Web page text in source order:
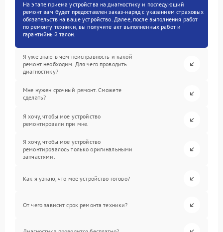
На этапе приема устройства на диагностику и последующий
ремонт вам будет предоставлен заказ-наряд с указанием страховых
обязательств на ваше устройство. Далее, после выполнения работ
по ремонту техники, вы получите акт выполненных работ и
гарантийный талон.
Я уже знаю в чем неисправность и какой
ремонт необходим. Для чего проводить
диагностику?
Мне нужен срочный ремонт. Сможете
сделать?
Я хочу, чтобы мое устройство
ремонтировали при мне.
Я хочу, чтобы мое устройство
ремонтировалось только оригинальными
запчастями.
Как я узнаю, что мое устройство готово?
От чего зависит срок ремонта техники?